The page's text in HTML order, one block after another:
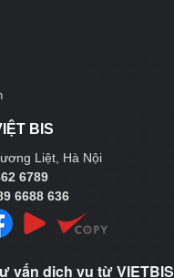
BIS
Liệt, Hà Nội
6789
6688 636
vấn dịch vụ từ VIETBIS